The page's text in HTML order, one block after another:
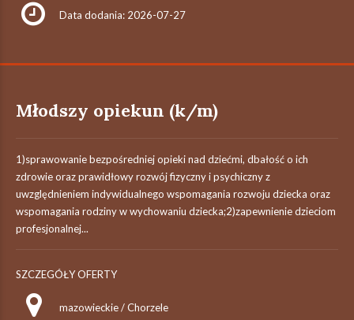
Data dodania: 2026-07-27
Młodszy opiekun (k/m)
1)sprawowanie bezpośredniej opieki nad dziećmi, dbałość o ich
zdrowie oraz prawidłowy rozwój fizyczny i psychiczny z
uwzględnieniem indywidualnego wspomagania rozwoju dziecka oraz
wspomagania rodziny w wychowaniu dziecka;2)zapewnienie dzieciom
profesjonalnej...
SZCZEGÓŁY OFERTY
mazowieckie / Chorzele